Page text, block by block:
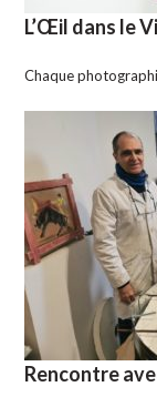
L’Œil dans le
Chaque
Rencontre